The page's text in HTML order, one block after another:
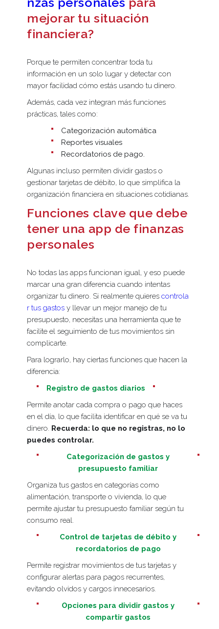
mejorar tu situación
financiera?
Porque te permiten concentrar toda tu
información en un solo lugar y detectar con
mayor facilidad cómo estás usando tu dinero.
Además, cada vez integran más funciones
prácticas, tales como:
Categorización automática
Reportes visuales
Recordatorios de pago.
Algunas incluso permiten dividir gastos o
gestionar tarjetas de débito, lo que simplifica la
organización financiera en situaciones cotidianas.
Funciones clave que debe
tener una app de finanzas
personales
No todas las apps funcionan igual, y eso puede
marcar una gran diferencia cuando intentas
organizar tu dinero. Si realmente quieres controla
r tus gastos y llevar un mejor manejo de tu
presupuesto, necesitas una herramienta que te
facilite el seguimiento de tus movimientos sin
complicarte.
Para lograrlo, hay ciertas funciones que hacen la
diferencia:
Registro de gastos diarios
Permite anotar cada compra o pago que haces
en el día, lo que facilita identificar en qué se va tu
dinero. Recuerda: lo que no registras, no lo
puedes controlar.
Categorización de gastos y
presupuesto familiar
Organiza tus gastos en categorías como
alimentación, transporte o vivienda, lo que
permite ajustar tu presupuesto familiar según tu
consumo real.
Control de tarjetas de débito y
recordatorios de pago
Permite registrar movimientos de tus tarjetas y
configurar alertas para pagos recurrentes,
evitando olvidos y cargos innecesarios.
Opciones para dividir gastos y
compartir gastos